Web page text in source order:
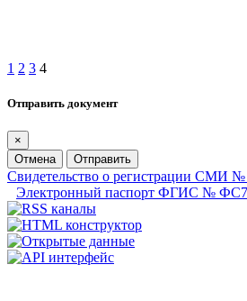
1 2 3 4
Отправить документ
×
Отмена
Отправить
Свидетельство о регистрации СМИ
Электронный паспорт ФГИС №